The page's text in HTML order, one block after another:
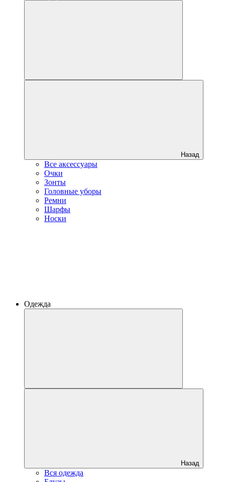
Назад
Все аксессуары
Очки
Зонты
Головные уборы
Ремни
Шарфы
Носки
Одежда
Назад
Вся одежда